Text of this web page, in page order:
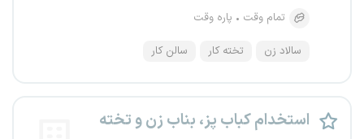
تمام وقت پاره وقت
سالاد زن تخته کار سالن کار
استخدام کباب پز، بناب زن و تخته